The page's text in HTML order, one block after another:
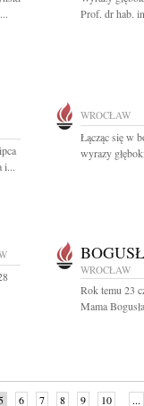
Prof. dr hab.
i...
WROCŁAW
Łącząc się w
wyrazy
WROCŁAW
Rok temu 23
Mama
5 6 7 8 9 10 ...